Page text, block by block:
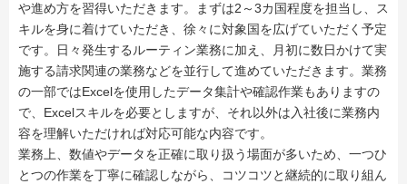
や進め方を習得いただきます。まずは2～3カ国程度を担当し、ス
キルを身に着けていただき、徐々に対象国を広げていただく予定
です。日々発生するルーティン業務に加え、月初に数日かけて実
施する請求関連の業務などを並行して進めていただきます。業務
の一部ではExcelを使用したデータ集計や確認作業もありますの
で、Excelスキルを必要としますが、それ以外は入社後に業務内
容を理解いただければ対応可能な内容です。
業務上、数値やデータを正確に取り扱う場面が多いため、一つひ
とつの作業を丁寧に確認しながら、コツコツと継続的に取り組ん